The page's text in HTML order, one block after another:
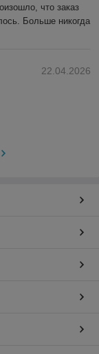
что заказ
Больше никогда
22.04.2026